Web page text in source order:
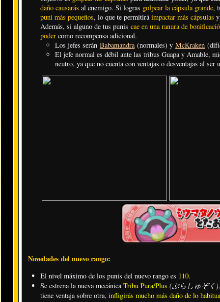
daño causarás al enemigo. Si logras golpear la cápsula grande,
puni más pequeños, lo que te permitiráimpactar más cápsulas
Además, si alguno de tus punis cae en una ranura de
poder como recompensa adicional.
Los jefes serán Babamandra(normales) y McKraken
El jefe normal es débil ante las tribus Guapa y Amable,
neutro, ya que no cuenta con ventajas o desventajas al ser
Novedades del nuevo rango:
El nivel máximo de los punis del nuevo rango es 110.
Se estrena la nueva mecánica Tribu Pura/Plus (ぷらしゅぞく)
tiene ventaja sobre otra, infligirás mucho más daño de lo